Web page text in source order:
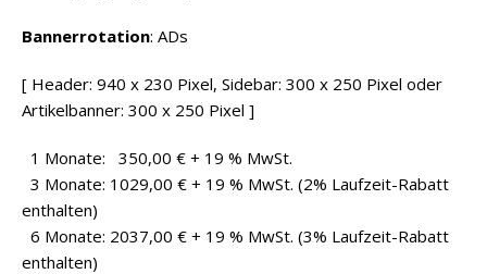
Bannerrotation: ADs
[ Header: 940 x 230 Pixel, Sidebar: 300 x 250 Pixel oder
Artikelbanner: 300 x 250 Pixel ]
1 Monate: 350,00 € + 19 % MwSt.
3 Monate: 1029,00 € + 19 % MwSt. (2% Laufzeit-Rabatt
enthalten)
6 Monate: 2037,00 € + 19 % MwSt. (3% Laufzeit-Rabatt
enthalten)